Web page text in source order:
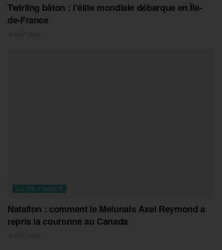
Twirling bâton : l’élite mondiale débarque en Île-
de-France
ILE-DE-FRANCE
Natation : comment le Melunais Axel Reymond a
repris la couronne au Canada